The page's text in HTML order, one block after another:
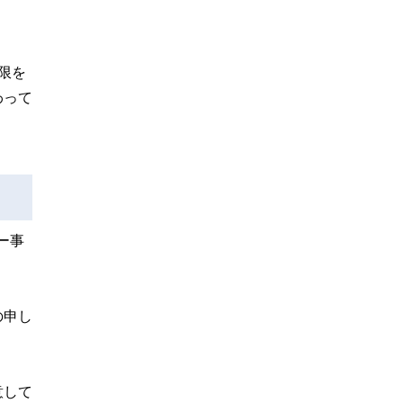
を
て
事
し
て